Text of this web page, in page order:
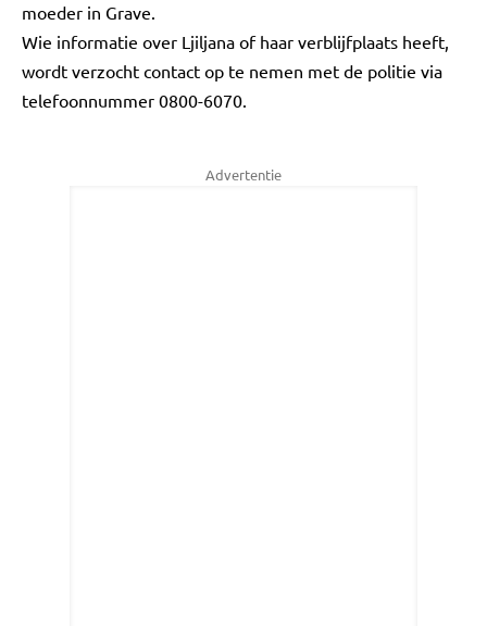
moeder in Grave.
Wie informatie over Ljiljana of haar verblijfplaats heeft,
wordt verzocht contact op te nemen met de politie via
telefoonnummer 0800-6070.
Advertentie